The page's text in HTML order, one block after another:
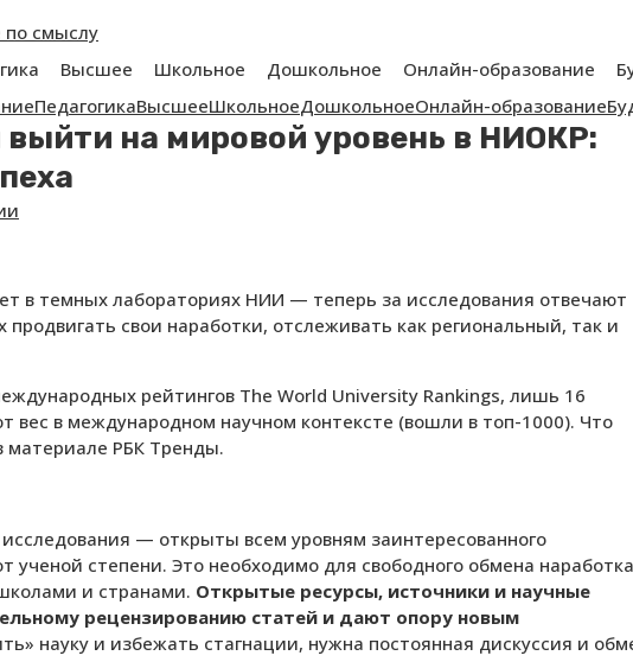
по смыслу
Высшее Школьное Дошкольное Онлайн-образование
ПедагогикаВысшееШкольноеДошкольноеОнлайн-образование
выйти на мировой уровень в НИОКР:
в темных лабораториях НИИ — теперь за исследования отвечают
свои наработки, отслеживать как региональный, так и
рейтингов The World University Rankings, лишь 16
вес в международном научном контексте (вошли в топ-1000). Что
РБК Тренды.
— открыты всем уровням заинтересованного
ученой степени. Это необходимо для свободного обмена
и странами. Открытые ресурсы, источники и научные
рецензированию статей и дают опору новым
науку и избежать стагнации, нужна постоянная дискуссия и